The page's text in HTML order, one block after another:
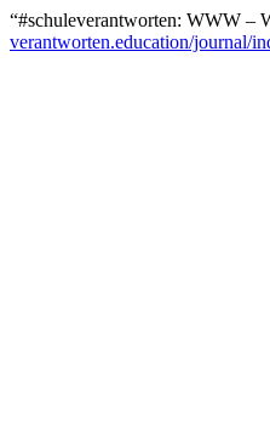
“#schuleverantworten: WWW –
verantworten.education/journal/